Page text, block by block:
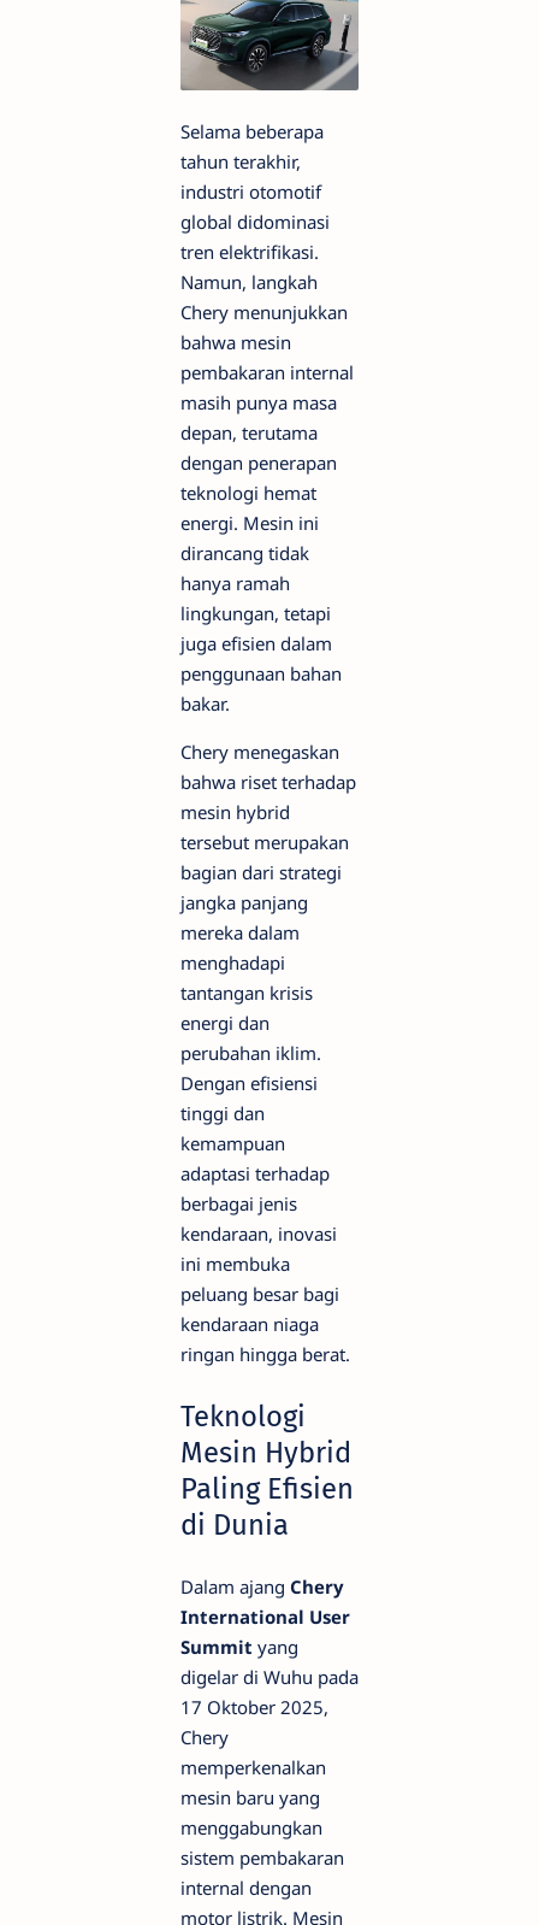
Selama beberapa
tahun terakhir,
industri otomotif
global didominasi
tren elektrifikasi.
Namun, langkah
Chery menunjukkan
bahwa mesin
pembakaran internal
masih punya masa
depan, terutama
dengan penerapan
teknologi hemat
energi. Mesin ini
dirancang tidak
hanya ramah
lingkungan, tetapi
juga efisien dalam
penggunaan bahan
bakar.
Chery menegaskan
bahwa riset terhadap
mesin hybrid
tersebut merupakan
bagian dari strategi
jangka panjang
mereka dalam
menghadapi
tantangan krisis
energi dan
perubahan iklim.
Dengan efisiensi
tinggi dan
kemampuan
adaptasi terhadap
berbagai jenis
kendaraan, inovasi
ini membuka
peluang besar bagi
kendaraan niaga
ringan hingga berat.
Teknologi
Mesin Hybrid
Paling Efisien
di Dunia
Dalam ajang Chery
International User
Summit yang
digelar di Wuhu pada
17 Oktober 2025,
Chery
memperkenalkan
mesin baru yang
menggabungkan
sistem pembakaran
internal dengan
motor listrik. Mesin